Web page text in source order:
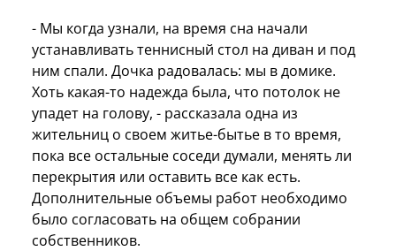
- Мы когда узнали, на время сна начали
устанавливать теннисный стол на диван и под
ним спали. Дочка радовалась: мы в домике.
Хоть какая-то надежда была, что потолок не
упадет на голову, - рассказала одна из
жительниц о своем житье-бытье в то время,
пока все остальные соседи думали, менять ли
перекрытия или оставить все как есть.
Дополнительные объемы работ необходимо
было согласовать на общем собрании
собственников.